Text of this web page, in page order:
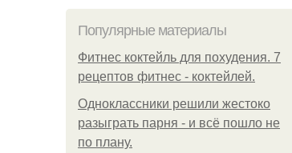
Популярные материалы
Фитнес коктейль для похудения. 7
рецептов фитнес - коктейлей.
Одноклассники решили жестоко
разыграть парня - и всё пошло не
по плану.